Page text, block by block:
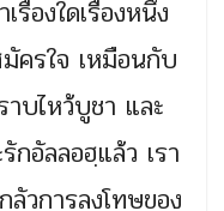
รื่องใดเรื่องหนึ่ง
ครใจ เหมือนกับ
าบไหว้บูชา และ
กอัลลอฮฺแล้ว เรา
วการลงโทษของ